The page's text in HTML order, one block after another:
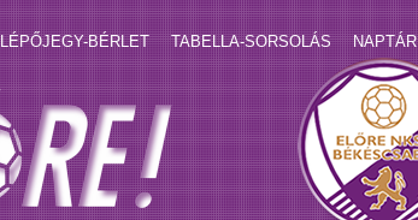
BÉRLET TABELLA-SORSOLÁS NAPTÁR